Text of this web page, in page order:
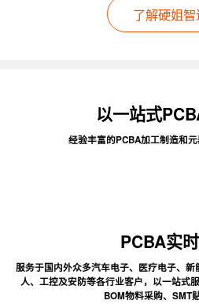
了解硬姐
以一站式
经验丰富的PCBA加工制造和
PCBA实
服务于国内外众多汽车电子、医疗电子、
人、工控及安防等各行业客户，以一站式
BOM物料采购、SMT